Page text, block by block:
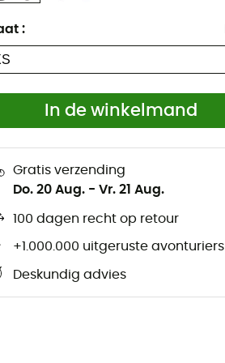
:
In de winkelmand
Gratis verzending
Do. 20 Aug. - Vr. 21 Aug.
100 dagen recht op retour
+1.000.000 uitgeruste avonturiers
Deskundig advies